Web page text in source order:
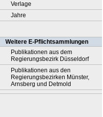
Verlage
Jahre
Weitere E-Pflichtsammlungen
Publikationen aus dem
Regierungsbezirk Düsseldorf
Publikationen aus den
Regierungsbezirken Münster,
Arnsberg und Detmold